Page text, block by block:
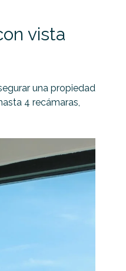
vista
una propiedad
4 recámaras,